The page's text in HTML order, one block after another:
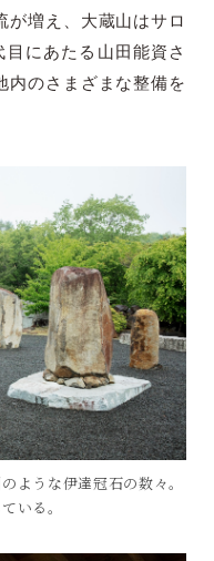
が増え、大蔵山はサロ
にあたる山田能資さ
内のさまざまな整備を
ような伊達冠石の数々。
いる。